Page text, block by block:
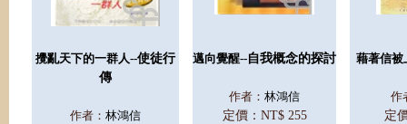
攪亂天下的一群人--使徒行
傳
作者： 林鴻信
邁向覺醒--自我概念的探討
作者： 林鴻信
定價：NT$ 255
藉著信被
作
定